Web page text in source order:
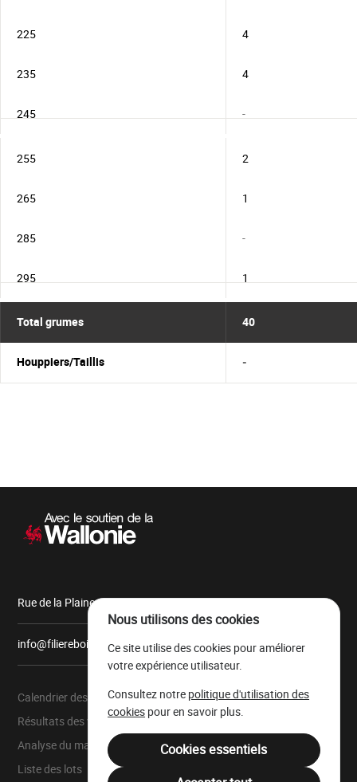
225 4
235 4
245 -
255 2
265 1
285 -
295 1
Total grumes 40
Houppiers/Taillis -
Navigation
Rue de la Plaine, 9 6900 Marche-en-Famenne
info@filiereboiswallonie.be
Calendrier des ventes
Résultats des ventes
Analyse du marché
Liste des lots
À propos
Parc à grumes
Ressources légales
Nous utilisons des cookies
Ce site utilise des cookies pour améliorer
votre expérience utilisateur.
Consultez notre politique d'utilisation des
cookies pour en savoir plus.
Cookies essentiels